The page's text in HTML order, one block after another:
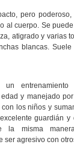
pero
al cuerpo. Se
atigrado y varias
blancas. Suele
un entrenamiento
y manejado
los niños y
guardián y
la misma
ser agresivo con